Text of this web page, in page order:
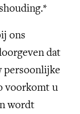
ons
dat
persoonlijke
voorkomt u
wordt